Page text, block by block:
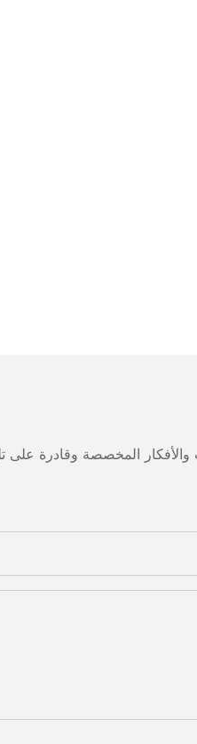
المخصصة وقادرة على